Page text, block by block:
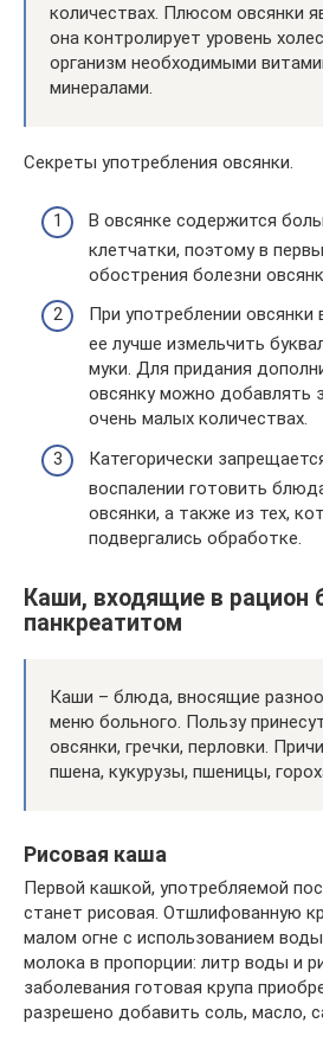
количествах. Плюсом овсянки
она контролирует уровень
организм необходимыми
минералами.
Секреты употребления овсянки.
В овсянке содержится
клетчатки, поэтому в
обострения болезни
При употреблении овсянки
ее лучше измельчить
муки. Для придания
овсянку можно добавлять
очень малых количествах.
Категорически
воспалении готовить
овсянки, а также из тех,
подвергались обработке.
Каши, входящие в рацион
панкреатитом
Каши – блюда, вносящие
меню больного. Пользу
овсянки, гречки, перловки.
пшена, кукурузы, пшеницы,
Рисовая каша
Первой кашкой, употребляемой
станет рисовая. Отшлифованную
малом огне с использованием
молока в пропорции: литр воды и
заболевания готовая крупа
разрешено добавить соль, масло,